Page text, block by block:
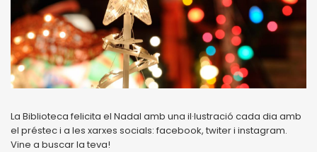
La Biblioteca felicita el Nadal amb una il·lustració cada dia amb
el préstec i a les xarxes socials: facebook, twiter i instagram.
Vine a buscar la teva!